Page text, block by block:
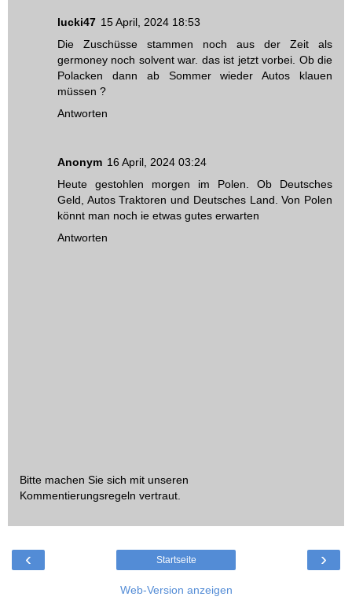
lucki47 15 April, 2024 18:53
Die Zuschüsse stammen noch aus der Zeit als
germoney noch solvent war. das ist jetzt vorbei. Ob die
Polacken dann ab Sommer wieder Autos klauen
müssen ?
Antworten
Anonym 16 April, 2024 03:24
Heute gestohlen morgen im Polen. Ob Deutsches
Geld, Autos Traktoren und Deutsches Land. Von Polen
könnt man noch ie etwas gutes erwarten
Antworten
Bitte machen Sie sich mit unseren
Kommentierungsregeln vertraut.
‹ ›
Startseite
Web-Version anzeigen